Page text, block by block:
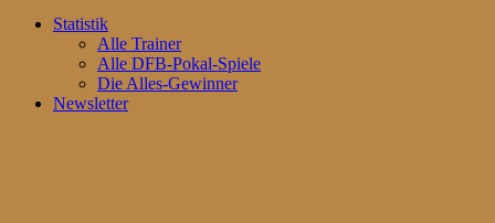
Statistik
Alle Trainer
Alle DFB-Pokal-Spiele
Die Alles-Gewinner
Newsletter